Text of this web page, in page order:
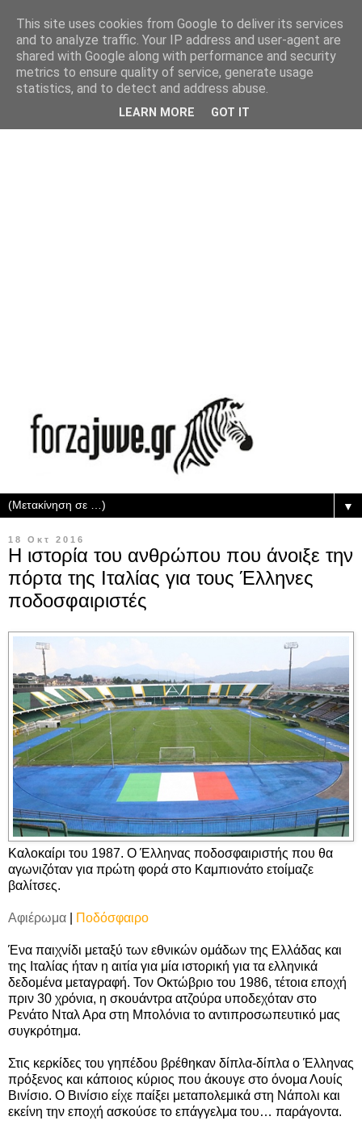
▼
18 Οκτ 2016
Η ιστορία του ανθρώπου που άνοιξε την
πόρτα της Ιταλίας για τους Έλληνες
ποδοσφαιριστές
Καλοκαίρι του 1987. Ο Έλληνας ποδοσφαιριστής που θα
αγωνιζόταν για πρώτη φορά στο Καμπιονάτο ετοίμαζε
βαλίτσες.
Αφιέρωμα Ποδόσφαιρο
Ένα παιχνίδι μεταξύ των εθνικών ομάδων της Ελλάδας και
της Ιταλίας ήταν η αιτία για μία ιστορική για τα ελληνικά
δεδομένα μεταγραφή. Τον Οκτώβριο του 1986, τέτοια εποχή
πριν 30 χρόνια, η σκουάντρα ατζούρα υποδεχόταν στο
Ρενάτο Νταλ Αρα στη Μπολόνια το αντιπροσωπευτικό μας
συγκρότημα.
Στις κερκίδες του γηπέδου βρέθηκαν δίπλα-δίπλα ο Έλληνας
πρόξενος και κάποιος κύριος που άκουγε στο όνομα Λουίς
Βινίσιο. Ο Βινίσιο είχε παίξει μεταπολεμικά στη Νάπολι και
εκείνη την εποχή ασκούσε το επάγγελμα του… παράγοντα.
This site uses cookies from Google to deliver its services
and to analyze traffic. Your IP address and user-agent are
shared with Google along with performance and security
metrics to ensure quality of service, generate usage
statistics, and to detect and address abuse.
LEARN MORE GOT IT